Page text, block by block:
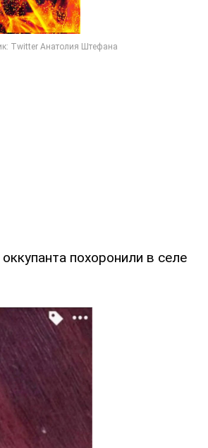
похоронили в селе